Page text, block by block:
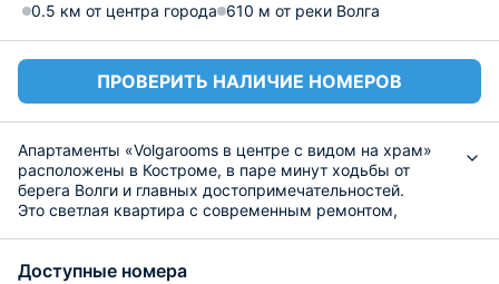
0.5 км от центра города 610 м от реки Волга
ПРОВЕРИТЬ НАЛИЧИЕ НОМЕРОВ
Апартаменты «Volgarooms в центре с видом на храм»
расположены в Костроме, в паре минут ходьбы от
берега Волги и главных достопримечательностей.
Это светлая квартира с современным ремонтом,
собственная ванная комната со стиральной машиной.
Доступные номера